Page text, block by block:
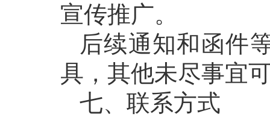
宣传推广。
后续通知和函件
具，其他未尽事宜
七、联系方式